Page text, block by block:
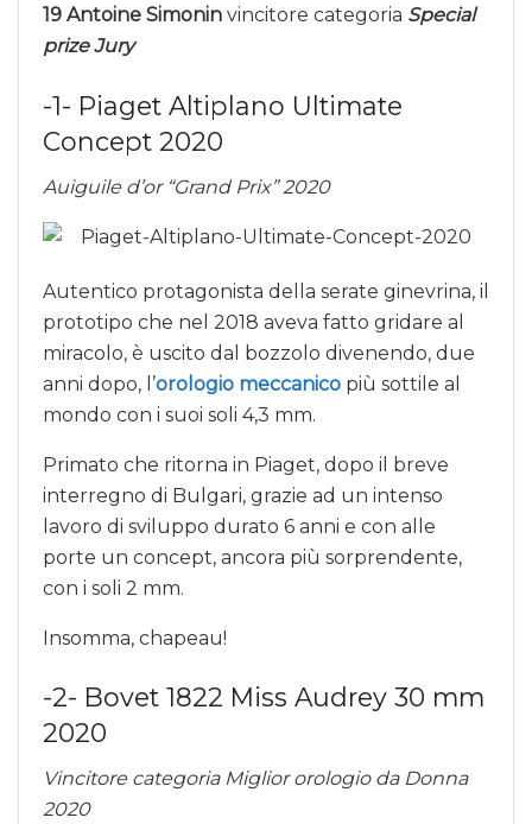
19 Antoine Simonin vincitore categoria Special
prize Jury
-1- Piaget Altiplano Ultimate
Concept 2020
Auiguile d’or “Grand Prix” 2020
Autentico protagonista della serate ginevrina, il
prototipo che nel 2018 aveva fatto gridare al
miracolo, è uscito dal bozzolo divenendo, due
anni dopo, l’orologio meccanico più sottile al
mondo con i suoi soli 4,3 mm.
Primato che ritorna in Piaget, dopo il breve
interregno di Bulgari, grazie ad un intenso
lavoro di sviluppo durato 6 anni e con alle
porte un concept, ancora più sorprendente,
con i soli 2 mm.
Insomma, chapeau!
-2- Bovet 1822 Miss Audrey 30 mm
2020
Vincitore categoria Miglior orologio da Donna
2020